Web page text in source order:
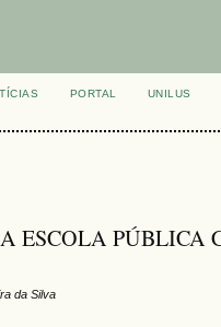
PORTAL UNILUS
ESCOLA PÚBLICA
da Silva